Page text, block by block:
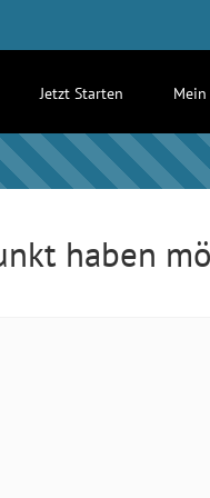
Jetzt Starten
haben